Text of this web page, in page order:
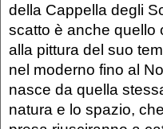
della Cappella degli
scatto è anche quello
alla pittura del suo
nel moderno fino al
nasce da quella
natura e lo spazio,